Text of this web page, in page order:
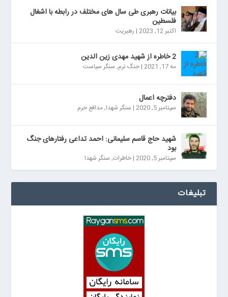
بیانات رهبری طی سال های مختلف در رابطه با اشغال
فلسطین
اکتبر 12, 2023 | رهبریت
2 خاطره از شهید مهدی زین الدین
مه 17, 2021 |جنگ نرم, سنگر سیاست
دفترچه اعمال
سپتامبر 5, 2020 | سنگر شهدا,مدافع حرم
شهید حاج قاسم سلیمانی: احمد تداعی رفتارهای جنگ
بود
سپتامبر 5, 2020 |خاطرات, سنگر شهدا
تبلیغات